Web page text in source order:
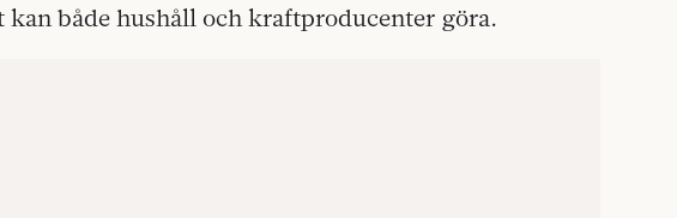
både hushåll och kraftproducenter göra.